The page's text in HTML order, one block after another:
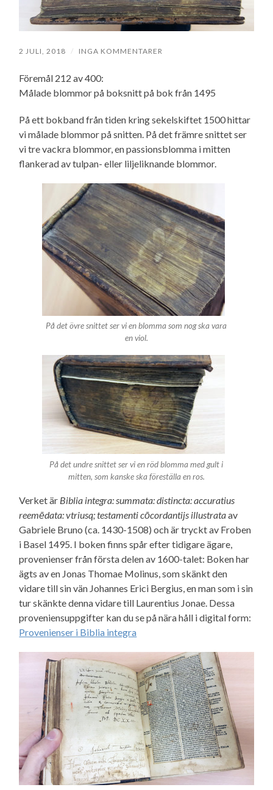
2 JULI, 2018 / INGA KOMMENTARER
Föremål 212 av 400:
Målade blommor på boksnitt på bok från 1495
På ett bokband från tiden kring sekelskiftet 1500 hittar
vi målade blommor på snitten. På det främre snittet ser
vi tre vackra blommor, en passionsblomma i mitten
flankerad av tulpan- eller liljeliknande blommor.
På det övre snittet ser vi en blomma som nog ska vara
en viol.
På det undre snittet ser vi en röd blomma med gult i
mitten, som kanske ska föreställa en ros.
Verket är Biblia integra: summata: distincta: accuratius
reemēdata: vtriusq; testamenti cōcordantijs illustrataav
Gabriele Bruno (ca. 1430-1508)och är tryckt av Froben
i Basel 1495. I boken finns spår efter tidigare ägare,
provenienser från första delen av 1600-talet: Boken har
ägts av en Jonas Thomae Molinus, som skänkt den
vidare till sin vän Johannes Erici Bergius, en man som i sin
tur skänkte denna vidare till Laurentius Jonae. Dessa
proveniensuppgifter kan du se på nära håll i digital form:
Provenienser i Biblia integra